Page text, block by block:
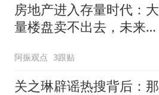
房地产进入存量时代：大
量楼盘卖不出去，未来哪
阿振观点 3跟贴